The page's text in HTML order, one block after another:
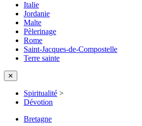
Italie
Jordanie
Malte
Pèlerinage
Rome
Saint-Jacques-de-Compostelle
Terre sainte
✕
Spiritualité >
Dévotion
Bretagne